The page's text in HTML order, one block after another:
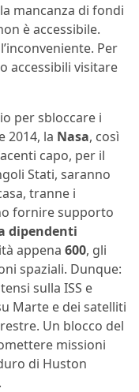
mancanza di fondi
è accessibile.
Per
accessibili visitare
per sbloccare i
2014, la Nasa, così
capo, per il
Stati, saranno
tranne i
fornire supporto
dipendenti
appena 600, gli
spaziali. Dunque:
sulla ISS e
Marte e dei satelliti
Un blocco del
missioni
di Huston